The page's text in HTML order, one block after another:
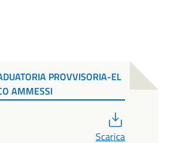
PROVVISORIA-EL
AMMESSI
Scarica